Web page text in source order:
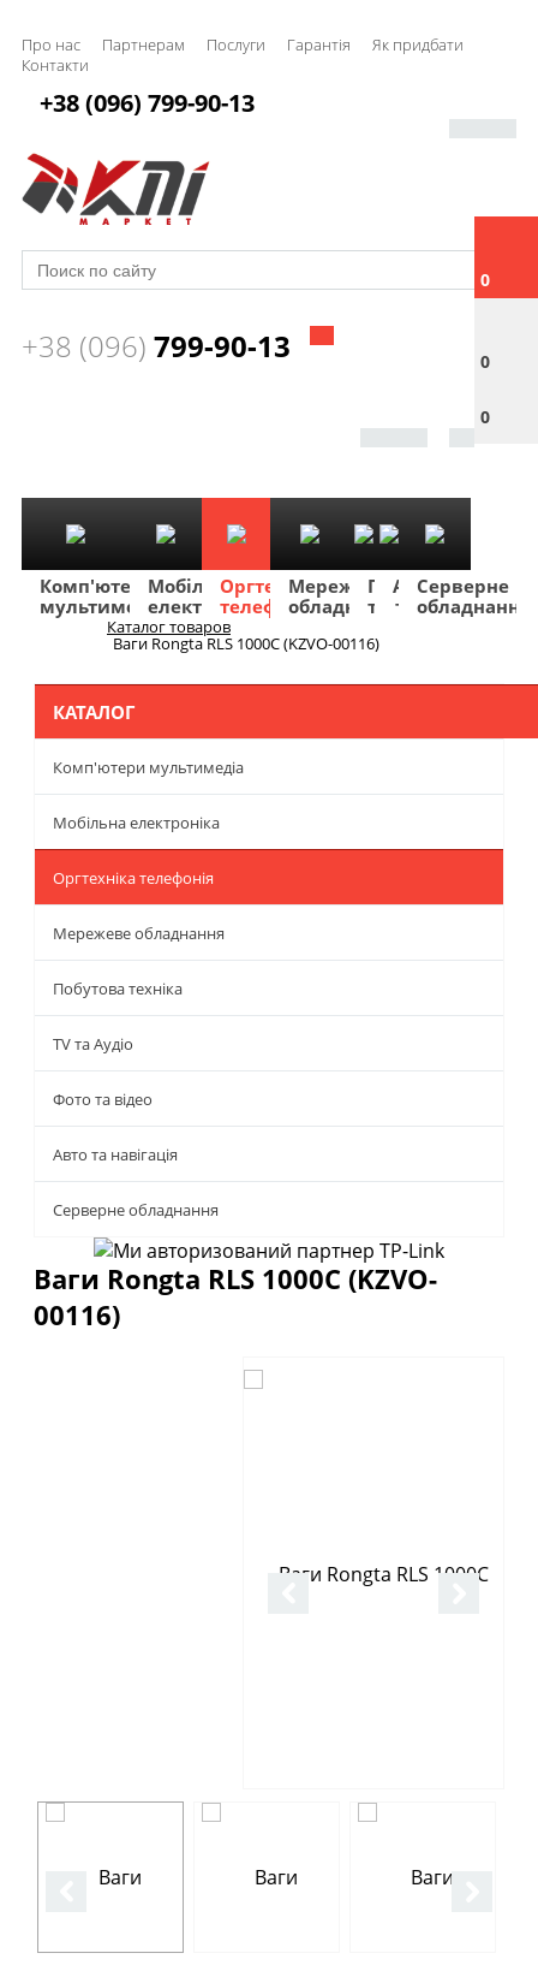
Про нас Партнерам Послуги Гарантія
Як придбати
Контакти
0
0
0
+38 (096) 799-90-13
+38 (096) 799-90-13
Комп'ютери
мультимедіа
Мобільна
електроніка
Оргтехніка
телефонія
Мережеве
обладнання
Побутова
техніка
TV
та
Фото
та
Авто
та
Серверне
обладнання
Каталог товаров
Ваги Rongta RLS 1000С (KZVO-00116)
КАТАЛОГ
Комп'ютери мультимедіа
Мобільна електроніка
Оргтехніка телефонія
Мережеве обладнання
Побутова техніка
TV та Аудіо
Фото та відео
Авто та навігація
Серверне обладнання
Ваги Rongta RLS 1000С (KZVO-
00116)